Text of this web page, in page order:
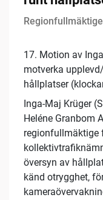
17. Motion av
motverka
hållplatser
Inga-Maj Krüger
Heléne Granbom
regionfullmäktige
översyn av
känd otrygghet,